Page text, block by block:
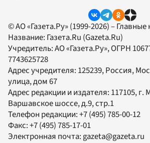
© АО «Газета.Ру» (1999-2026) –
Название: Газета.Ru (Gazeta.Ru)
Учредитель:АО «Газета.Ру», ОГРН
7743625728
Адрес учредителя: 125239, Россия,
улица, дом 67
Адрес редакции и издателя: 117105, г.
Варшавское шоссе, д.9, стр.1
Телефон редакции:+7 (495) 785-00-12
Факс:+7 (495) 785-17-01
Электронная почта: gazeta@gazeta.ru